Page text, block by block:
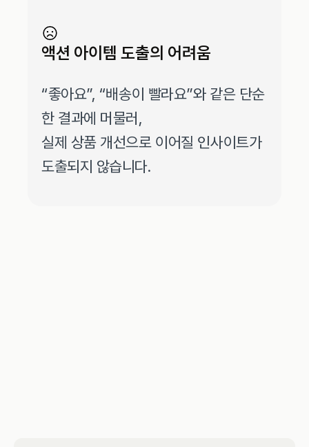
액션 아이템 도출의 어려움
“좋아요”, “배송이 빨라요”와 같은 단순
한 결과에 머물러,
실제 상품 개선으로 이어질 인사이트가
도출되지 않습니다.